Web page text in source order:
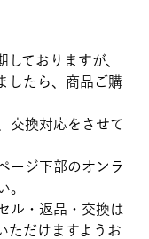
ておりますが、
したら、商品ご購
交換対応をさせて
ージ下部のオンラ
。
ル・返品・交換は
ただけますようお